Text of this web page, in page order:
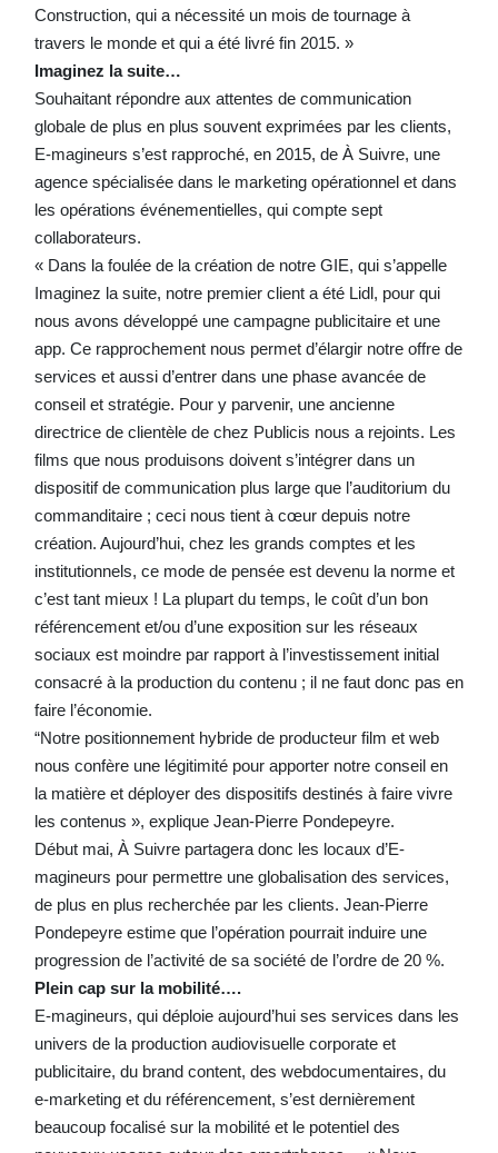
Construction, qui a nécessité un mois de tournage à
travers le monde et qui a été livré fin 2015. »
Imaginez la suite…
Souhaitant répondre aux attentes de communication
globale de plus en plus souvent exprimées par les clients,
E-magineurs s’est rapproché, en 2015, de À Suivre, une
agence spécialisée dans le marketing opérationnel et dans
les opérations événementielles, qui compte sept
collaborateurs.
« Dans la foulée de la création de notre GIE, qui s’appelle
Imaginez la suite, notre premier client a été Lidl, pour qui
nous avons développé une campagne publicitaire et une
app. Ce rapprochement nous permet d’élargir notre offre de
services et aussi d’entrer dans une phase avancée de
conseil et stratégie. Pour y parvenir, une ancienne
directrice de clientèle de chez Publicis nous a rejoints. Les
films que nous produisons doivent s’intégrer dans un
dispositif de communication plus large que l’auditorium du
commanditaire ; ceci nous tient à cœur depuis notre
création. Aujourd’hui, chez les grands comptes et les
institutionnels, ce mode de pensée est devenu la norme et
c’est tant mieux ! La plupart du temps, le coût d’un bon
référencement et/ou d’une exposition sur les réseaux
sociaux est moindre par rapport à l’investissement initial
consacré à la production du contenu ; il ne faut donc pas en
faire l’économie.
“Notre positionnement hybride de producteur film et web
nous confère une légitimité pour apporter notre conseil en
la matière et déployer des dispositifs destinés à faire vivre
les contenus », explique Jean-Pierre Pondepeyre.
Début mai, À Suivre partagera donc les locaux d’E-
magineurs pour permettre une globalisation des services,
de plus en plus recherchée par les clients. Jean-Pierre
Pondepeyre estime que l’opération pourrait induire une
progression de l’activité de sa société de l’ordre de 20 %.
Plein cap sur la mobilité….
E-magineurs, qui déploie aujourd’hui ses services dans les
univers de la production audiovisuelle corporate et
publicitaire, du brand content, des webdocumentaires, du
e-marketing et du référencement, s’est dernièrement
beaucoup focalisé sur la mobilité et le potentiel des